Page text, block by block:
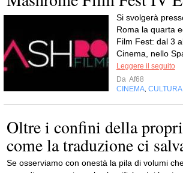
Si svolgerà
Roma la quarta
Film Fest: dal 3
Cinema, nello
Leggere il seguito
Da Af68
CINEMA CULTURA
Oltre i confini della
come la traduzione ci
Se osserviamo con onestà la pila di volumi